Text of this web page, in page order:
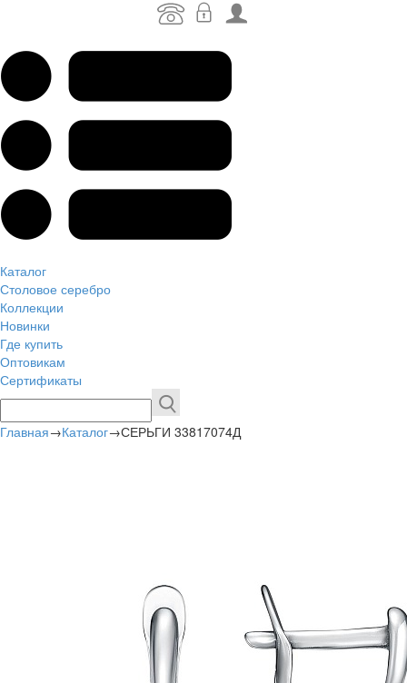
Каталог
Столовое серебро
Коллекции
Новинки
Где купить
Оптовикам
Сертификаты
Главная→Каталог→СЕРЬГИ 33817074Д